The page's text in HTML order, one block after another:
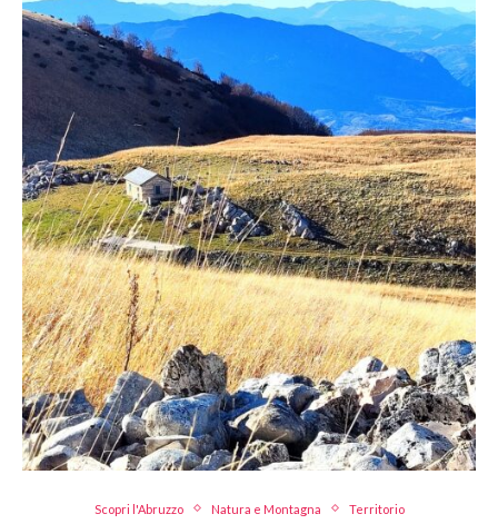
Scopri l'Abruzzo Natura e Montagna Territorio